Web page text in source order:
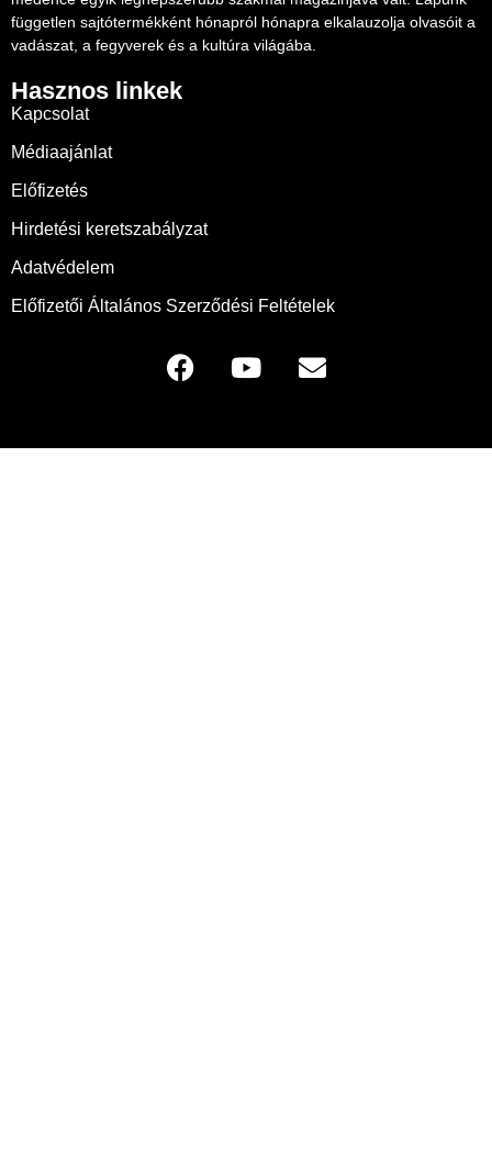
független sajtótermékként hónapról hónapra elkalauzolja olvasóit a
vadászat, a fegyverek és a kultúra világába.
Hasznos linkek
Kapcsolat
Médiaajánlat
Előfizetés
Hirdetési keretszabályzat
Adatvédelem
Előfizetői Általános Szerződési Feltételek